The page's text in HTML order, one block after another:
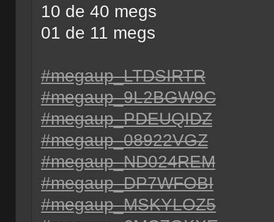
10 de 40 megs
01 de 11 megs
#megaup_LTDSIRTR
#megaup_9L2BGW9C
#megaup_PDEUQIDZ
#megaup_08922VGZ
#megaup_ND024REM
#megaup_DP7WFOBI
#megaup_MSKYLOZ5